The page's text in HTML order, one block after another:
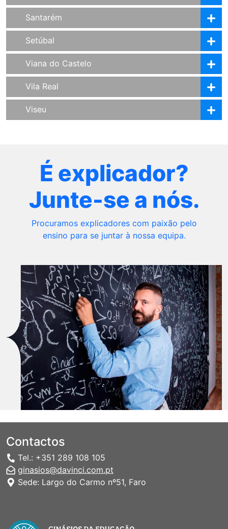
Santarém
Setúbal
Viana do Castelo
Vila Real
Viseu
É explicador?
Junte-se a nós.
Procuramos explicadores com paixão pelo
ensino para se juntar à nossa equipa.
Contactos
Tel.: +351 289 108 105
ginasios@davinci.com.pt
Sede: Largo do Carmo nº51, Faro